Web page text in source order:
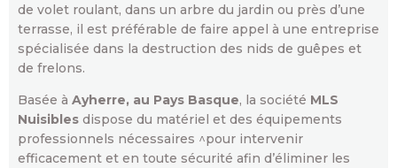
de volet roulant, dans un arbre du jardin ou près d’une
terrasse, il est préférable de faire appel à une entreprise
spécialisée dans la destruction des nids de guêpes et
de frelons.
Basée à Ayherre, au Pays Basque, la société MLS
Nuisibles dispose du matériel et des équipements
professionnels nécessaires ^pour intervenir
efficacement et en toute sécurité afin d’éliminer les